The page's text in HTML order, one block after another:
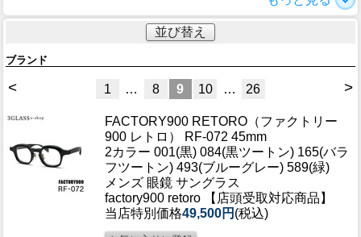
ACCESS
BLOG
会社概要
COMPANY
インフォメーション
並び替え
ブランド
< >
1 … 8 9 10 … 26
FACTORY900 RETORO（ファクトリー
900 レトロ） RF-072 45mm
2カラー 001(黒) 084(黒ツートン) 165(バラ
フツートン) 493(ブルーグレー) 589(緑)
メンズ 眼鏡 サングラス
factory900 retoro 【店頭受取対応商品】
当店特別価格49,500円 (税込)